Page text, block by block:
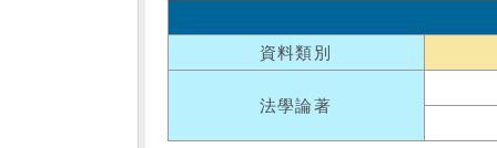
資料類別
法學論著